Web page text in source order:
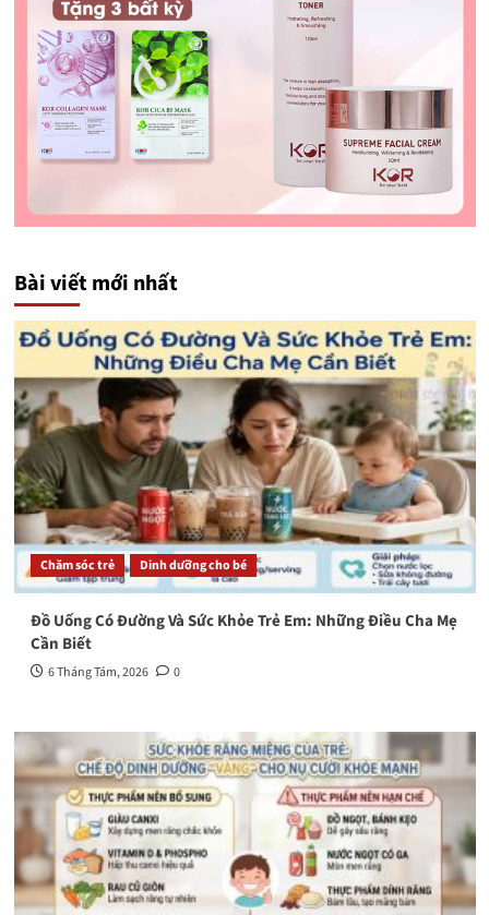
Bài viết mới nhất
Chăm sóc trẻ Dinh dưỡng cho bé
Đồ Uống Có Đường Và Sức Khỏe Trẻ Em: Những Điều Cha Mẹ
Cần Biết
6 Tháng Tám, 2026 0